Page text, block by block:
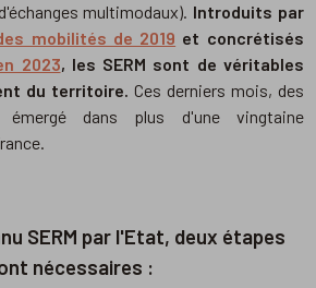
multimodaux). Introduits par
mobilités de 2019 et concrétisés
2023, les SERM sont de véritables
du territoire. Ces derniers mois, des
dans plus d'une vingtaine
SERM par l'Etat, deux étapes
nécessaires :